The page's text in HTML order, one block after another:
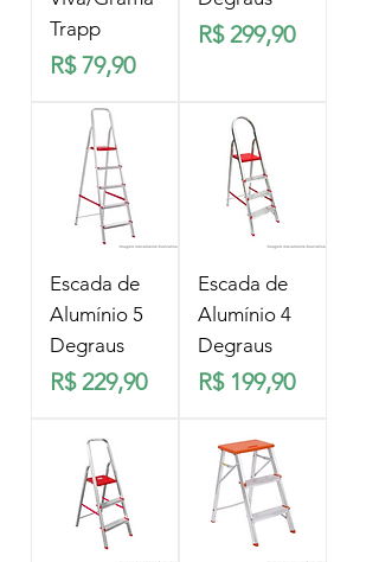
Trapp
Preço
R$ 79,90
Preço
R$ 299,90
Escada de
Alumínio 5
Degraus
Preço
R$ 229,90
Escada de
Alumínio 4
Degraus
Preço
R$ 199,90